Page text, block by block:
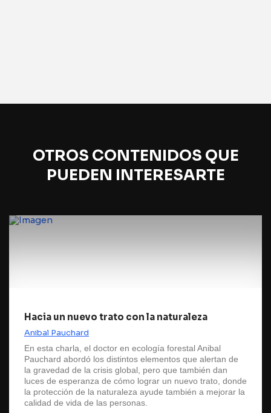
OTROS CONTENIDOS QUE
PUEDEN INTERESARTE
Hacia un nuevo trato con la naturaleza
Anibal Pauchard
En esta charla, el doctor en ecología forestal Anibal
Pauchard abordó los distintos elementos que alertan de
la gravedad de la crisis global, pero que también dan
luces de esperanza de cómo lograr un nuevo trato, donde
la protección de la naturaleza ayude también a mejorar la
calidad de vida de las personas.